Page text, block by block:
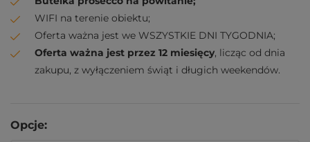
WIFI na terenie obiektu;
Oferta ważna jest we WSZYSTKIE DNI TYGODNIA;
Oferta ważna jest przez 12 miesięcy, licząc od dnia
zakupu, z wyłączeniem świąt i długich weekendów.
Opcje: